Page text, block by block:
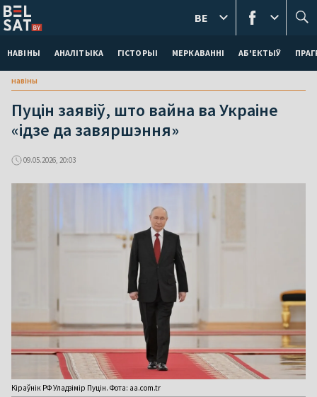
НАВІНЫ АНАЛІТЫКА ГІСТОРЫІ МЕРКАВАННI АБ'ЕКТЫЎ
BE
навіны
Пуцін заявіў, што вайна ва Украіне
«ідзе да завяршэння»
09.05.2026, 20:03
Кіраўнік РФ Уладзімір Пуцін. Фота: aa.com.tr